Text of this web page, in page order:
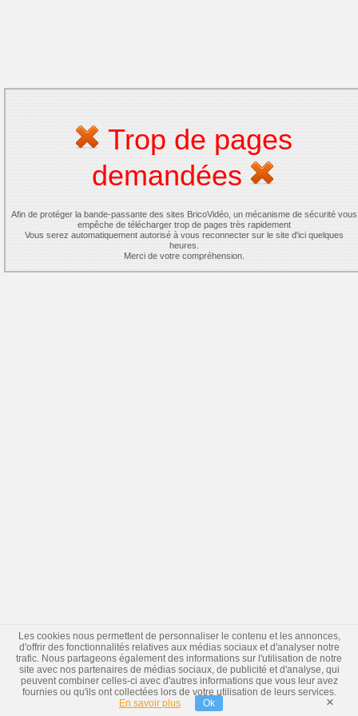
Trop de pages
demandées
Afin de protéger la bande-passante des sites BricoVidéo, un mécanisme de sécurité vous
empêche de télécharger trop de pages très rapidement
Vous serez automatiquement autorisé à vous reconnecter sur le site d'ici quelques
heures.
Merci de votre compréhension.
Les cookies nous permettent de personnaliser le contenu et les annonces,
d'offrir des fonctionnalités relatives aux médias sociaux et d'analyser notre
trafic. Nous partageons également des informations sur l'utilisation de notre
site avec nos partenaires de médias sociaux, de publicité et d'analyse, qui
peuvent combiner celles-ci avec d'autres informations que vous leur avez
fournies ou qu'ils ont collectées lors de votre utilisation de leurs services.
En savoir plus
Ok ×